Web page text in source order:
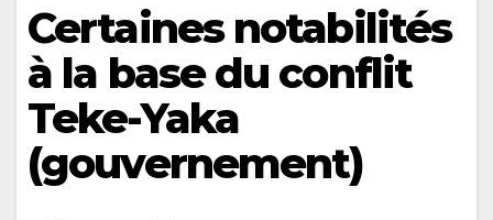
Certaines notabilités
à la base du conflit
Teke-Yaka
(gouvernement)